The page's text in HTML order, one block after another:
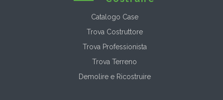
Catalogo Case
Trova Costruttore
Trova Professionista
Trova Terreno
Demolire e Ricostruire